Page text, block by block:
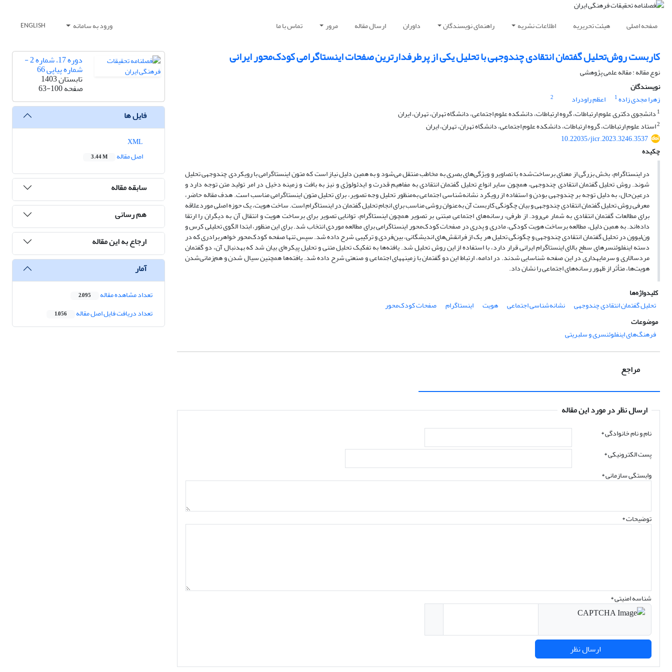
صفحه اصلی هیئت تحریریه اطلاعات نشریه راهنمای نویسندگان داوران ارسال مقاله مرور تماس با ما ورود به سامانه ENGLISH
کاربست روش‌تحلیل گفتمان انتقادی چندوجهی با تحلیل یکی از پرطرفدارترین صفحات اینستاگرامی کودک‌محور ایرانی
نوع مقاله : مقاله علمی پژوهشی
نویسندگان
زهرا مجدی زاده1 اعظم راودراد
2
1 دانشجوی دکتری علوم ارتباطات، گروه ارتباطات، دانشکده علوم اجتماعی، دانشگاه تهران، تهران، ایران
2استاد علوم ارتباطات، گروه ارتباطات، دانشکده علوم اجتماعی، دانشگاه تهران، تهران، ایران
10.22035/jicr.2023.3246.3537
چکیده
در اینستاگرام، بخش بزرگی از معنای برساخت‌شده با تصاویر و ویژ‌گی‌های بصری به مخاطب منتقل می‌شود و به همین دلیل نیاز است که متون اینستاگرامی با رویکردی چندوجهی تحلیل
شوند. روش تحلیل گفتمان انتقادی چندوجهی، همچون سایر انواع تحلیل گفتمان انتقادی به مفاهیم قدرت و ایدئولوژی و نیز به بافت و زمینه دﺧﯿﻞ در اﻣﺮ ﺗﻮﻟﯿﺪ ﻣﺘﻦ توجه دارد و
در‌عین‌حال، به دلیل توجه بر چندوجهی بودن و استفاده از رویکرد نشانه‌شناسی اجتماعی به‌منظور تحلیل وجه تصویر، برای تحلیل متون اینستاگرامی مناسب است. هدف مقاله حاضر،
معرفی روش تحلیل گفتمان انتقادی چندوجهی و بیان چگونگی کاربست آن به‌عنوان روشی مناسب برای انجام تحلیل گفتمان در اینستاگرام است. ساخت هویت، یک حوزه اصلی موردعلاقه
برای مطالعات گفتمان انتقادی به شمار می‌رود. از طرفی، رسانه‌های اجتماعی مبتنی بر تصویر همچون اینستاگرام، توانایی تصویر برای برساخت هویت و انتقال آن به دیگران را ارتقا
داده‌اند. به همین دلیل، مطالعه برساخت هویت کودکی، مادری و پدری در صفحات کودک‌محور اینستاگرامی برای مطالعه موردی انتخاب شد. برای این منظور، ابتدا الگوی تحلیلی کرس و
ون‌لیوون در تحلیل گفتمان انتقادی چندوجهی و چگونگی تحلیل هر یک از فرانقش‌های اندیشگانی، بین‌فردی و ترکیبی شرح داده شد. سپس تنها صفحه کودک‌محور خواهربرادری که در
دسته اینفلوئنسرهای سطح بالای اینستاگرام ایرانی قرار دارد، با استفاده از این روش تحلیل شد. یافته‌ها به تفکیک تحلیل متنی و تحلیل پیکره‌ای بیان شد که به­دنبال آن، دو گفتمان
مردسالاری و سرمایه­داری در این صفحه شناسایی شدند. در ادامه، ارتباط این دو گفتمان با زمینه­های اجتماعی و صنعتی شرح داده شد. یافته‌ها همچنین سیال شدن و هم‌زمانی‌شدن
هویت‌ها، متأثر از ظهور رسانه‌های اجتماعی را نشان داد.
کلیدواژه‌ها
تحلیل گفتمان انتقادی چندوجهی
نشانه‌شناسی اجتماعی هویت اینستاگرام
صفحات کودک‌محور
موضوعات
فرهنگ‌های اینفلوئنسری و سلبریتی
مراجع
ارسال نظر در مورد این مقاله
نام و نام خانوادگی*
پست الکترونیکی*
وابستگی سازمانی *
توضیحات *
شناسه امنیتی *
دوره 17، شماره 2 -
شماره پیاپی 66
تابستان 1403
صفحه63-100
فایل ها
اصل مقاله
3.44 M
سابقه مقاله
هم رسانی
ارجاع به این مقاله
آمار
تعداد مشاهده مقاله 2,095
تعداد دریافت فایل اصل مقاله 1,056